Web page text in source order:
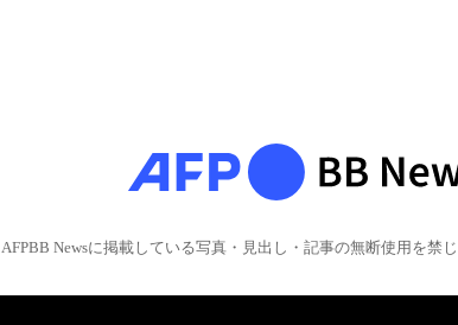
AFPBB Newsに掲載している写真・見出し・記事の無断使用を禁